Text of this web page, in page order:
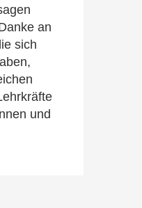
an
sich
und